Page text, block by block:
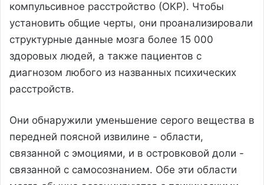
компульсивное расстройство (ОКР). Чтобы
установить общие черты, они проанализировали
структурные данные мозга более 15 000
здоровых людей, а также пациентов с
диагнозом любого из названных психических
расстройств.
Они обнаружили уменьшение серого вещества в
передней поясной извилине - области,
связанной с эмоциями, и в островковой доли -
связанной с самосознанием. Обе эти области